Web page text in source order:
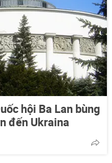
hội Ba Lan bùng
đến Ukraina